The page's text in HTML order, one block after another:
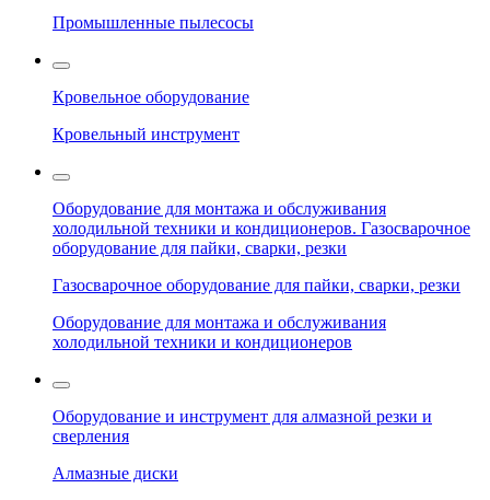
Промышленные пылесосы
Кровельное оборудование
Кровельный инструмент
Оборудование для монтажа и обслуживания
холодильной техники и кондиционеров. Газосварочное
оборудование для пайки, сварки, резки
Газосварочное оборудование для пайки, сварки, резки
Оборудование для монтажа и обслуживания
холодильной техники и кондиционеров
Оборудование и инструмент для алмазной резки и
сверления
Алмазные диски